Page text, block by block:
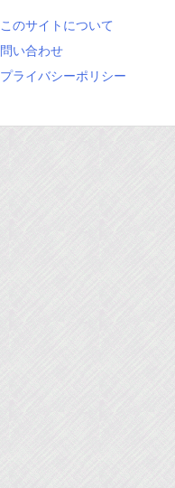
このサイトについて
問い合わせ
プライバシーポリシー